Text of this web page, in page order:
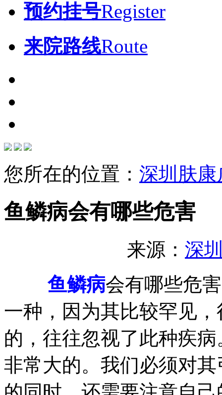
预约挂号Register
来院路线Route
您所在的位置： 深圳肤
鱼鳞病会有哪些危害
来源： 深
鱼鳞病会有哪些危
一种，因为其比较罕见
的，往往忽视了此种疾
非常大的。我们必须对